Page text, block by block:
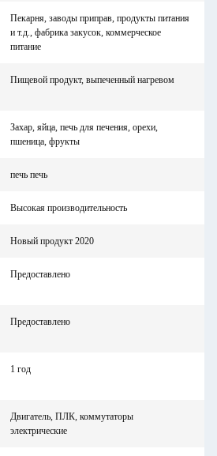
Пекарня, заводы приправ, продукты питания
и т.д., фабрика закусок, коммерческое
питание
Пищевой продукт, выпеченный нагревом
Захар, яйца, печь для печения, орехи,
пшеница, фрукты
печь печь
Высокая производительность
Новый продукт 2020
Предоставлено
Предоставлено
1 год
Двигатель, ПЛК, коммутаторы
электрические